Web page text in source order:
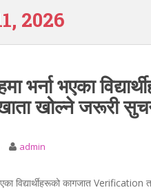
2026
भर्ना भएका
खोल्ने जरूरी
admin
विद्यार्थीहरूको कागजात